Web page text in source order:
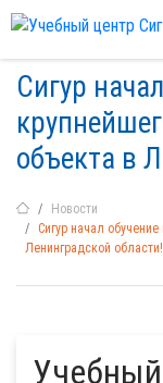
Сигур
объекта в
Новости
Сигур начал
Ленинградской области!
Учебный